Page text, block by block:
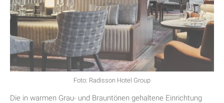
Foto: Radisson Hotel Group
Die in warmen Grau- und Brauntönen gehaltene Einrichtung